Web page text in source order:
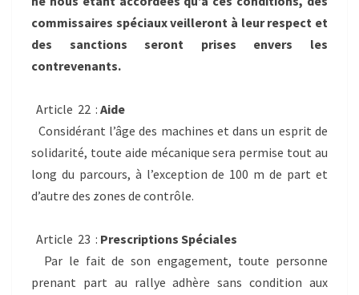
commissaires spéciaux veilleront à leur respect et
des sanctions seront prises envers les
contrevenants.
Article 22 : Aide
Considérant l’âge des machines et dans un esprit de
solidarité, toute aide mécanique sera permise tout au
long du parcours, à l’exception de 100 m de part et
d’autre des zones de contrôle.
Article 23 : Prescriptions Spéciales
Par le fait de son engagement, toute personne
prenant part au rallye adhère sans condition aux